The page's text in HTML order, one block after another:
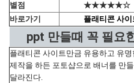
별점
★★★★★☆
바로가기
플래티콘 사이
ppt 만들때 꼭 필요
플래티콘 사이트만금 유용하고 유
제작을 하든 포토샵으로 배너를 만
달라진다.